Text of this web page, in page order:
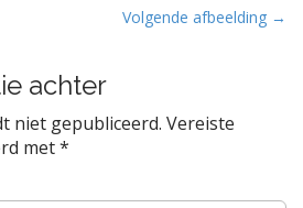
Volgende afbeelding →
achter
niet gepubliceerd. Vereiste
met*